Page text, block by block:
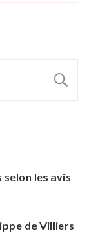
les avis
de Villiers